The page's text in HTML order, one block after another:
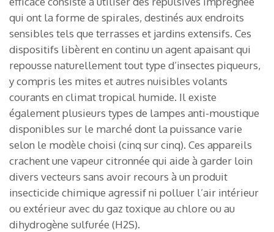
qui ont la forme de spirales, destinés aux endroits
sensibles tels que terrasses et jardins extensifs. Ces
dispositifs libèrent en continu un agent apaisant qui
repousse naturellement tout type d’insectes piqueurs,
y compris les mites et autres nuisibles volants
courants en climat tropical humide. Il existe
également plusieurs types de lampes anti-moustique
disponibles sur le marché dont la puissance varie
selon le modèle choisi (cinq sur cinq). Ces appareils
crachent une vapeur citronnée qui aide à garder loin
divers vecteurs sans avoir recours à un produit
insecticide chimique agressif ni polluer l’air intérieur
ou extérieur avec du gaz toxique au chlore ou au
dihydrogène sulfurée (H2S).